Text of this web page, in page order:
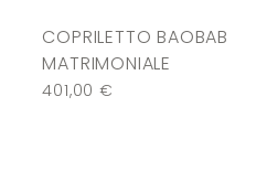
COPRILETTO BAOBAB
MATRIMONIALE
401,00€